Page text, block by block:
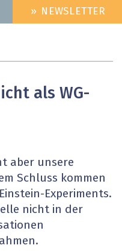
HEADER
MENU
» NEWSLETTER
als WG-
aber unsere
Schluss kommen
Experiments.
nicht in der